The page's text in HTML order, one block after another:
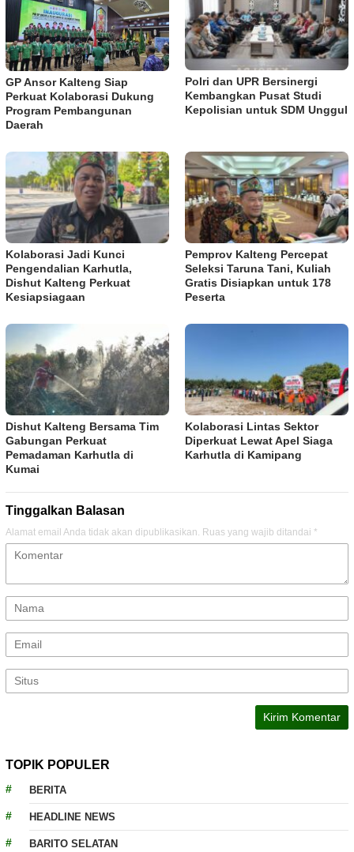
GP Ansor Kalteng Siap
Perkuat Kolaborasi Dukung
Program Pembangunan
Daerah
Polri dan UPR Bersinergi
Kembangkan Pusat Studi
Kepolisian untuk SDM Unggul
Kolaborasi Jadi Kunci
Pengendalian Karhutla,
Dishut Kalteng Perkuat
Kesiapsiagaan
Pemprov Kalteng Percepat
Seleksi Taruna Tani, Kuliah
Gratis Disiapkan untuk 178
Peserta
Dishut Kalteng Bersama Tim
Gabungan Perkuat
Pemadaman Karhutla di
Kumai
Kolaborasi Lintas Sektor
Diperkuat Lewat Apel Siaga
Karhutla di Kamipang
Tinggalkan Balasan
Alamat email Anda tidak akan dipublikasikan. Ruas yang wajib ditandai *
TOPIK POPULER
BERITA
HEADLINE NEWS
BARITO SELATAN